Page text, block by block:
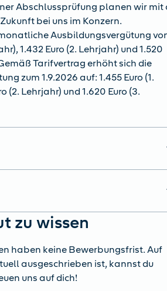
Abschlussprüfung planen wir mit
bei uns im Konzern.
Ausbildungsvergütung
1.432 Euro (2. Lehrjahr) und 1.520
Tarifvertrag erhöht sich die
zum 1.9.2026 auf: 1.455 Euro (1.
(2. Lehrjahr) und 1.620 Euro (3.
zu wissen
haben keine Bewerbungsfrist. Auf
ausgeschrieben ist, kannst du
uns auf dich!